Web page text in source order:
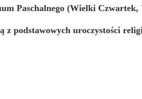
Paschalnego (Wielki Czwartek,
z podstawowych uroczystości